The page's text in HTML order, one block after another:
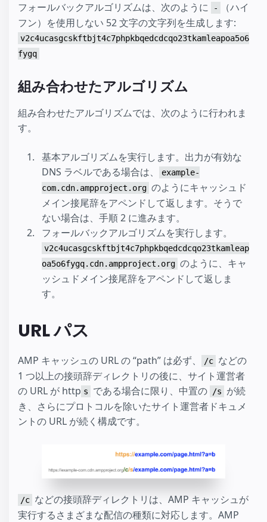
フォールバックアルゴリズムは、次のように -
（ハイ
フン）を使用しない 52 文字の文字列を生成します:
v2c4ucasgcskftbjt4c7phpkbqedcdcqo23tkamleapoa5o6
fygq
組み合わせたアルゴリズム
組み合わせたアルゴリズムでは、次のように行われま
す。
基本アルゴリズムを実行します。出力が有効な
DNS ラベルである場合は、
example-
com.cdn.ampproject.org のようにキャッシュド
メイン接尾辞をアペンドして返します。そうで
ない場合は、手順 2 に進みます。
フォールバックアルゴリズムを実行します。
v2c4ucasgcskftbjt4c7phpkbqedcdcqo23tkamleap
oa5o6fygq.cdn.ampproject.org のように、キャ
ッシュドメイン接尾辞をアペンドして返しま
す。
URL パス
AMP キャッシュの URL の “path” は必ず、 /c などの
1 つ以上の接頭辞ディレクトリの後に、サイト運営者
の URL が http s である場合に限り、中置の /s が続
き、さらにプロトコルを除いたサイト運営者ドキュメ
ントの URL が続く構成です。
/c などの接頭辞ディレクトリは、AMP キャッシュが
実行するさまざまな配信の種類に対応します。AMP